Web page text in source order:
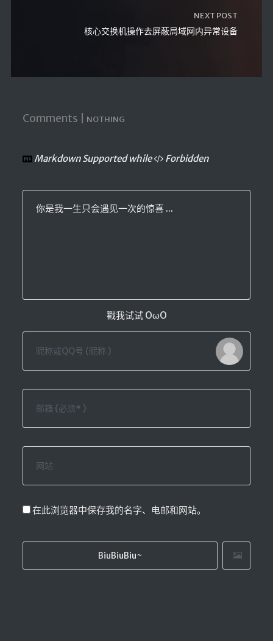
NEXT POST
核心交换机操作去屏蔽局域网内异常设备
Comments | NOTHING
Markdown Supported while Forbidden
你是我一生只会遇见一次的惊喜 ...
戳我试试 OωO
在此浏览器中保存我的名字、电邮和网站。